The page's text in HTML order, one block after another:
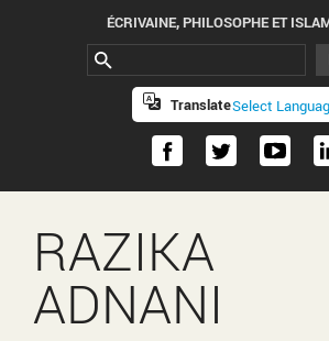
ÉCRIVAINE, PHILOSOPHE ET
TranslateSelect
RAZIKA
ADNANI